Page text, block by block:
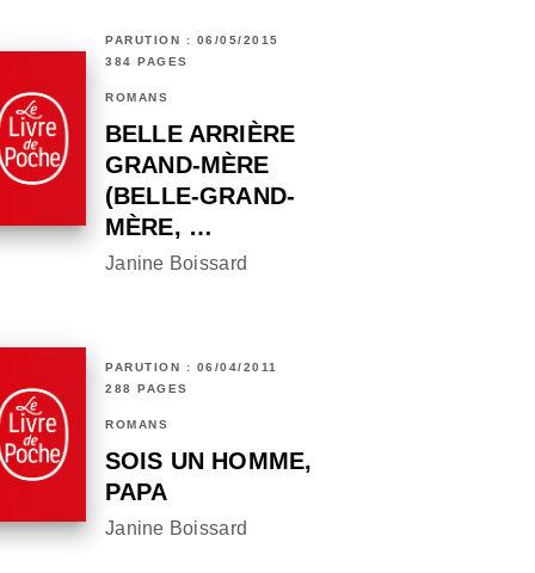
PARUTION : 06/05/2015
384 PAGES
ROMANS
BELLE ARRIÈRE
GRAND-MÈRE
(BELLE-GRAND-
MÈRE, …
Janine Boissard
PARUTION : 06/04/2011
288 PAGES
ROMANS
SOIS UN HOMME,
PAPA
Janine Boissard